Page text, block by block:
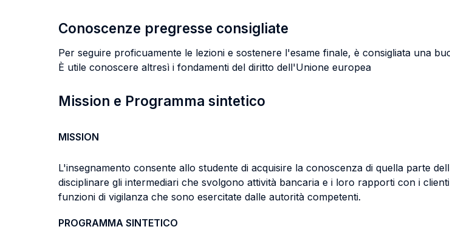
Conoscenze pregresse consigliate
Per seguire proficuamente le lezioni e sostenere l'esame finale, è consigliata una
È utile conoscere altresì i fondamenti del diritto dell'Unione europea
Mission e Programma sintetico
MISSION
L'insegnamento consente allo studente di acquisire la conoscenza di quella parte
disciplinare gli intermediari che svolgono attività bancaria e i loro rapporti con i
funzioni di vigilanza che sono esercitate dalle autorità competenti.
PROGRAMMA SINTETICO